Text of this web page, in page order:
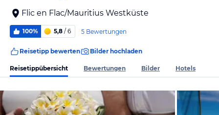
Flic en Flac/Mauritius Westküste
100% 5,8 / 6 5 Bewertungen
Reisetipp bewerten Bilder hochladen
Reisetippübersicht Bewertungen Bilder Hotels